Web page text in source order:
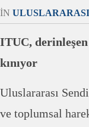
IN
ITUC,
kınıyor
Uluslararası
ve toplumsal